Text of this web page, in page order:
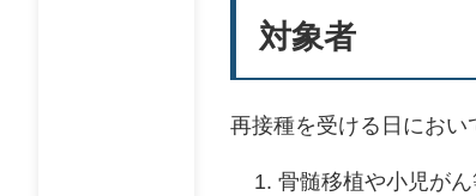
対象者
再接種を受ける日にお
骨髄移植や小児が